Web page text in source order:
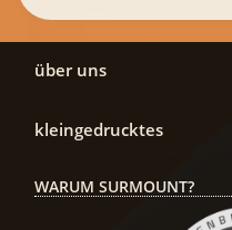
über uns
kleingedrucktes
WARUM SURMOUNT?